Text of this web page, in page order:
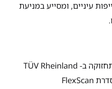
עיניים, ומסייע במניעת
ב- TÜV Rheinland
FlexScan